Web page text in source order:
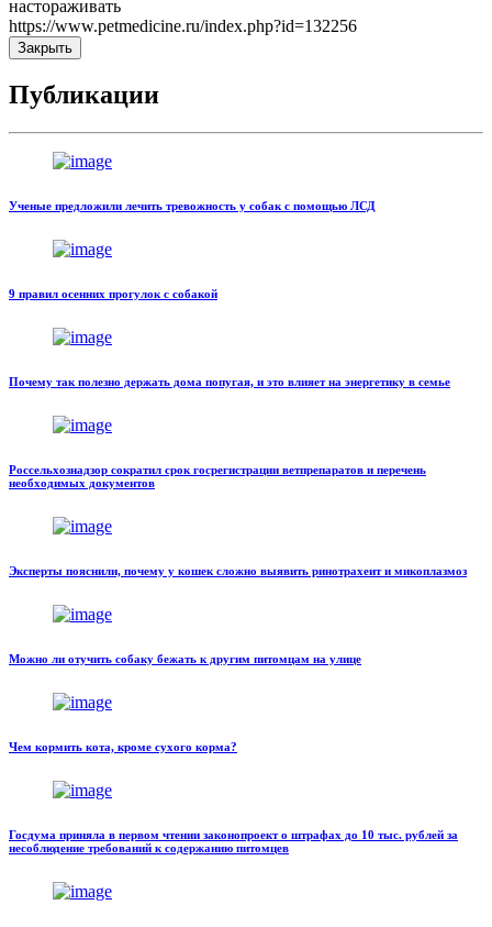
настораживать
https://www.petmedicine.ru/index.php?id=132256
Закрыть
Публикации
Ученые предложили лечить тревожность у собак с помощью ЛСД
9 правил осенних прогулок с собакой
Почему так полезно держать дома попугая, и это влияет на энергетику в семье
Россельхознадзор сократил срок госрегистрации ветпрепаратов и перечень
необходимых документов
Эксперты пояснили, почему у кошек сложно выявить ринотрахеит и микоплазмоз
Можно ли отучить собаку бежать к другим питомцам на улице
Чем кормить кота, кроме сухого корма?
Госдума приняла в первом чтении законопроект о штрафах до 10 тыс. рублей за
несоблюдение требований к содержанию питомцев